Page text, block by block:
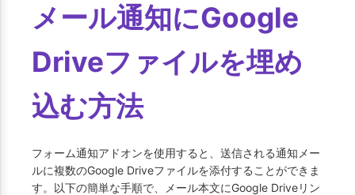
メール通知にGoogle
Driveファイルを埋め
込む方法
フォーム通知アドオンを使用すると、送信される通知メー
ルに複数のGoogle Driveファイルを添付することができま
す。以下の簡単な手順で、メール本文にGoogle Driveリン